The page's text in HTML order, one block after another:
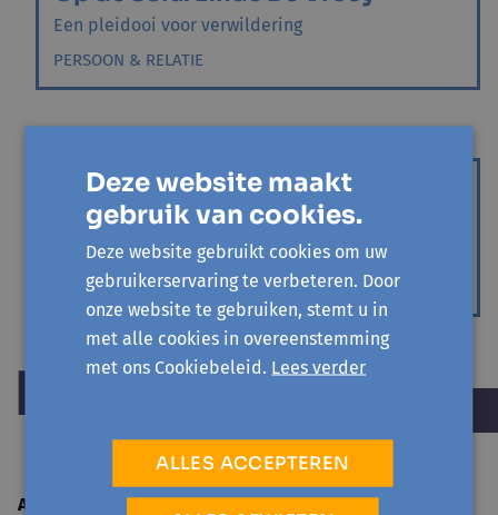
Een pleidooi voor verwildering
PERSOON & RELATIE
di 10 november '26 - 1 sessie
Op de Sofa: Warre Borgmans
Over (spel)plezier, in het leven en op de planken
MAATSCHAPPIJ & MILIEU
Avansa
Mid- en Zuidwest
Deze website maakt
gebruik van cookies.
Deze website gebruikt cookies om uw
gebruikerservaring te verbeteren. Door
onze website te gebruiken, stemt u in
met alle cookies in overeenstemming
met ons Cookiebeleid. Lees verder
ALLES ACCEPTEREN